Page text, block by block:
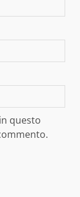
questo